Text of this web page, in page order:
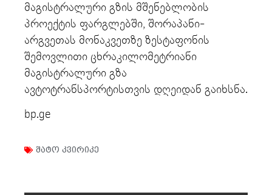
მაგისტრალური გზის მშენებლობის
პროექტის ფარგლებში, შორაპანი-
არგვეთას მონაკვეთზე ზესტაფონის
შემოვლითი ცხრაკილომეტრიანი
მაგისტრალური გზა
ავტოტრანსპორტისთვის დღეიდან გაიხსნა.
bp.ge
შატო კვირიკე